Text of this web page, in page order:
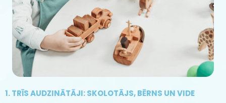
1. TRĪS AUDZINĀTĀJI: SKOLOTĀJS, BĒRNS UN VIDE